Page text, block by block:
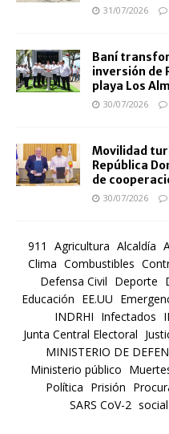
31/07/2026
Baní
inversión de
playa Los
30/07/2026
Movilidad
República
de
30/07/2026
911 Agricultura Alcaldía
Clima Combustibles
Defensa Civil Deporte
Educación EE.UU
INDRHI Infectados
Junta Central Electoral
MINISTERIO DE
Ministerio público
Política Prisión
SARS CoV-2 social